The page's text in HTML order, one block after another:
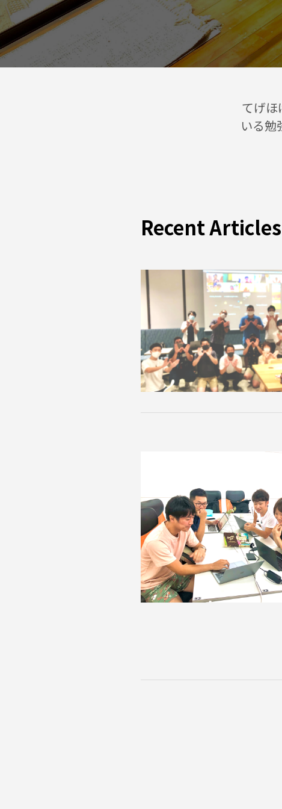
てげほ
いる勉
Recent Articles